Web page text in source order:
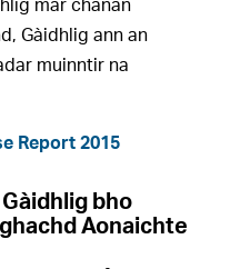
mar chànan
Gàidhlig ann an
muinntir na
Report 2015
bho
Aonaichte